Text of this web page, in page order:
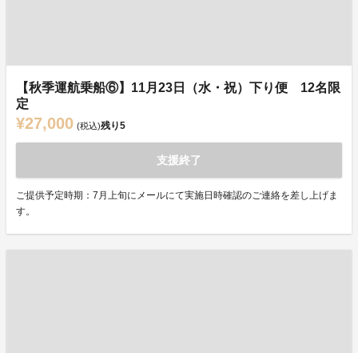
【秋季運航乗船⑥】11月23日（水・祝）下り便 12名限
定
¥27,000 (税込)残り5
支援終了
ご提供予定時期：7月上旬にメールにて実施日時確認のご連絡を差し上げま
す。